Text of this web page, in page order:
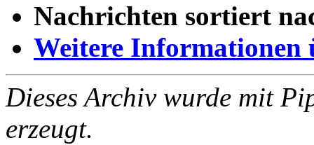
Nachrichten sortiert
Weitere Informationen
Dieses Archiv wurde mit
erzeugt.